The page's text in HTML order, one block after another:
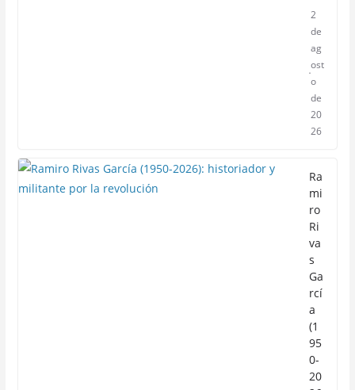
2
de
ag
ost
o
de
20
26
Ra
mi
ro
Ri
va
s
Ga
rcí
a
(1
95
0-
20